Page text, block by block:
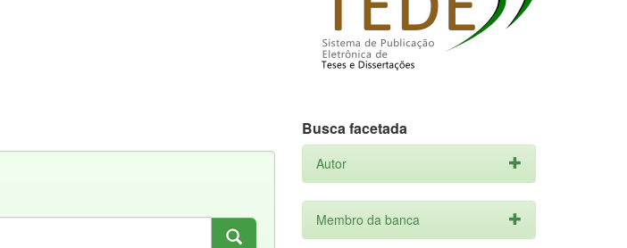
Busca facetada
Autor
Membro da banca